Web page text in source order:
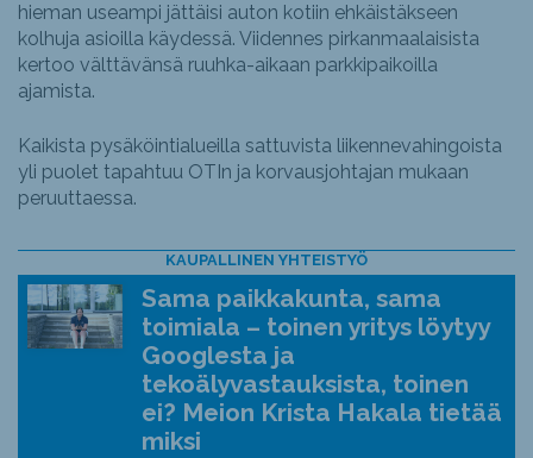
hieman useampi jättäisi auton kotiin ehkäistäkseen
kolhuja asioilla käydessä. Viidennes pirkanmaalaisista
kertoo välttävänsä ruuhka-aikaan parkkipaikoilla
ajamista.
Kaikista pysäköintialueilla sattuvista liikennevahingoista
yli puolet tapahtuu OTIn ja korvausjohtajan mukaan
peruuttaessa.
KAUPALLINEN YHTEISTYÖ
Sama paikkakunta, sama
toimiala – toinen yritys löytyy
Googlesta ja
tekoälyvastauksista, toinen
ei? Meion Krista Hakala tietää
miksi